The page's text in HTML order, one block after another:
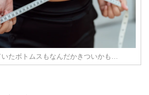
たボトムスもなんだかきついかも…